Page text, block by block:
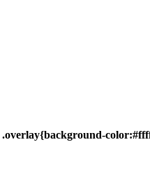
.overlay{background-